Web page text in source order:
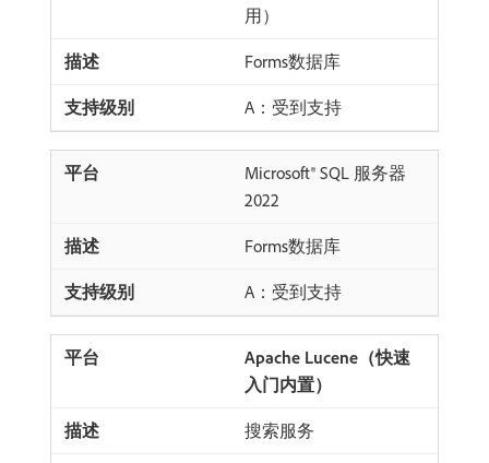
用）
Forms数据库
A：受到支持
Microsoft® SQL 服务器
2022
Forms数据库
A：受到支持
Apache Lucene（快速
入门内置）
搜索服务